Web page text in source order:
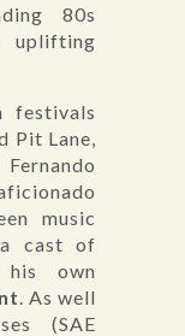
80s
uplifting
festivals
Pit Lane,
music
a cast of
his own
. As well
(SAE